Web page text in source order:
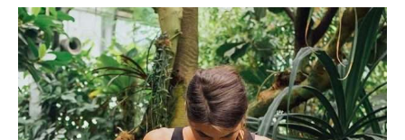
Art Interior
ARTISTIC MIND